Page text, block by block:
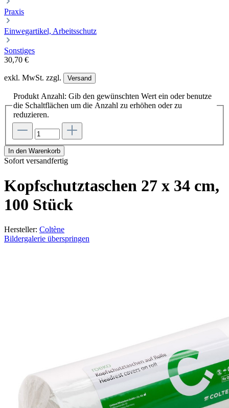
Praxis
Einwegartikel, Arbeitsschutz
Sonstiges
30,70 €
exkl. MwSt. zzgl. Versand
Produkt Anzahl: Gib den gewünschten Wert ein oder benutze
die Schaltflächen um die Anzahl zu erhöhen oder zu
reduzieren.
In den Warenkorb
Sofort versandfertig
Kopfschutztaschen 27 x 34 cm,
100 Stück
Hersteller: Coltène
Bildergalerie überspringen